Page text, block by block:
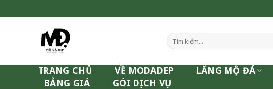
to
Tìm
kiếm:
TRANG CHỦ VỀ MODADEP LĂNG MỘ ĐÁ
BẢNG GIÁ
GÓI DỊCH VỤ